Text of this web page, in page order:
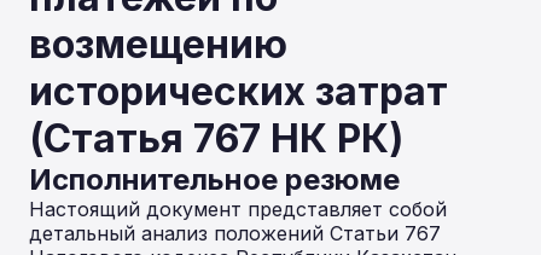
возмещению
исторических затрат
(Статья 767 НК РК)
Исполнительное резюме
Настоящий документ представляет собой
детальный анализ положений Статьи 767